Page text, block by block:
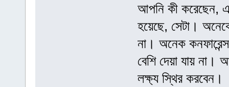
আপনি কী করেছেন,
হয়েছে, সেটা।
না। অনেক কনফারেন্স
বেশি দেয়া যায় না।
লক্ষ্য স্থির করবেন।